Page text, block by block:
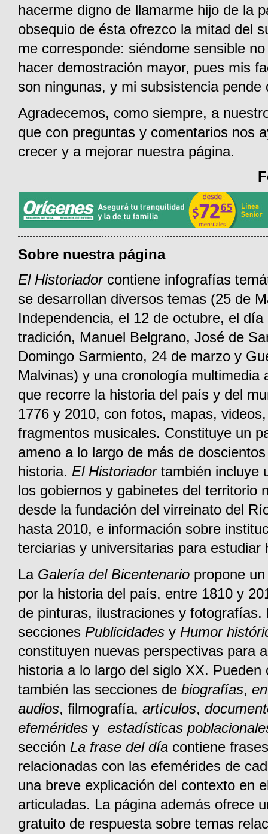
hacerme digno de llamarme hijo de la
obsequio de ésta ofrezco la mitad del
me corresponde: siéndome sensible
hacer demostración mayor, pues mis
son ningunas, y mi subsistencia
Agradecemos, como siempre, a
que con preguntas y comentarios nos
crecer y a mejorar nuestra página.
Sobre nuestra página
El Historiadorcontiene infografías
se desarrollan diversos temas (25 de
Independencia, el 12 de octubre, el día
tradición, Manuel Belgrano, José de
Domingo Sarmiento, 24 de marzo y
Malvinas) y una cronología multimedia
que recorre la historia del país y del
1776 y 2010, con fotos, mapas,
fragmentos musicales. Constituye un
ameno a lo largo de más de
historia. El Historiadortambién incluye
los gobiernos y gabinetes del territorio
desde la fundación del virreinato del
hasta 2010, e información sobre
terciarias y universitarias para estudiar
La Galería del Bicentenario propone
por la historia del país, entre 1810 y
de pinturas, ilustraciones y fotografías.
secciones Publicidades y Humor
constituyen nuevas perspectivas para
historia a lo largo del siglo XX. Pueden
también las secciones de biografías,
audios, filmografía, artículos,
efemérides y estadísticas
sección La frase del día contiene frases
relacionadas con las efemérides de
una breve explicación del contexto en
articuladas. La página además ofrece
gratuito de respuesta sobre temas